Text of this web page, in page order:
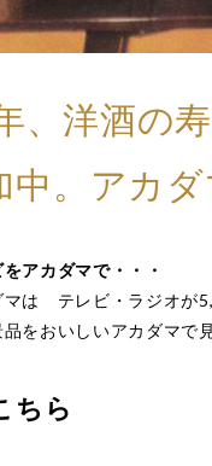
、洋酒の
中。アカ
アカダマで・・・
マは テレビ・ラジオが
をおいしいアカダマで
ちら